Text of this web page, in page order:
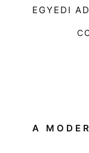
EGYEDI
A